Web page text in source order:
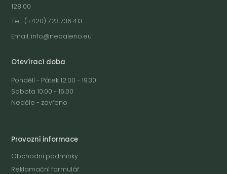
128 00
Tel.: (+420) 723 736 413
Email: info@nebaleno.eu
Otevírací doba
Pondělí - Pátek 12:00 - 19:30
Sobota 10:00 - 16:00
Neděle - zavřeno
Provozní informace
Obchodní podmínky
Reklamační formulář